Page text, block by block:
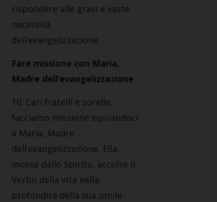
rispondere alle gravi e vaste
necessità
dell’evangelizzazione.
Fare missione con Maria,
Madre dell’evangelizzazione
10. Cari fratelli e sorelle,
facciamo missione ispirandoci
a Maria, Madre
dell’evangelizzazione. Ella,
mossa dallo Spirito, accolse il
Verbo della vita nella
profondità della sua umile